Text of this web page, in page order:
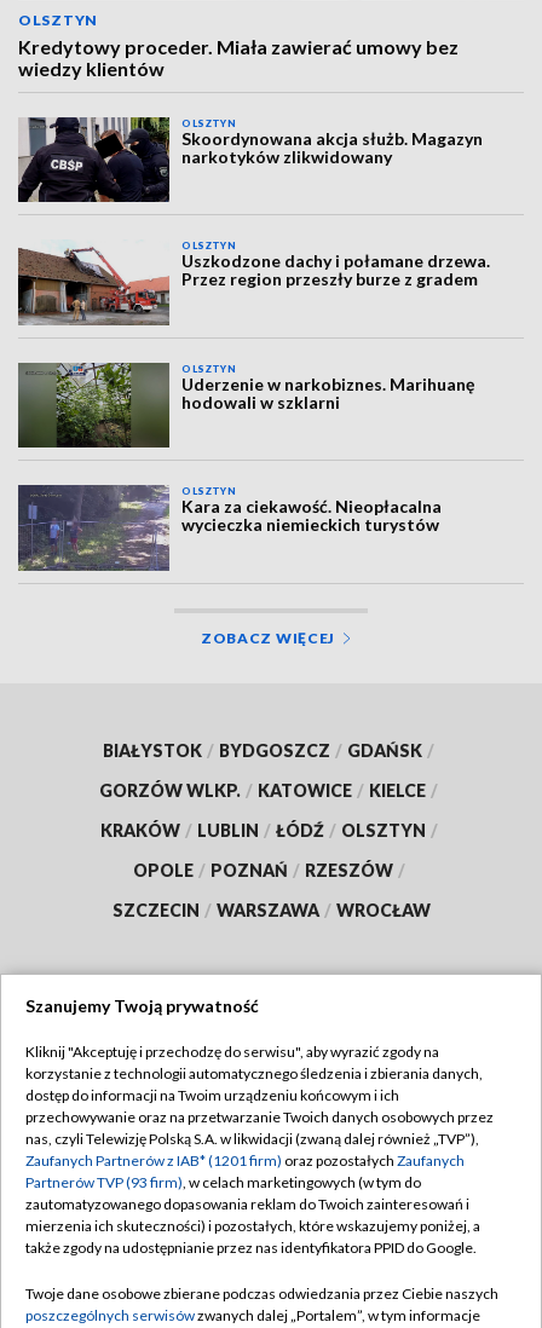
OLSZTYN
Kredytowy proceder. Miała zawierać umowy bez
wiedzy klientów
OLSZTYN
Skoordynowana akcja służb. Magazyn
narkotyków zlikwidowany
OLSZTYN
Uszkodzone dachy i połamane drzewa.
Przez region przeszły burze z gradem
OLSZTYN
Uderzenie w narkobiznes. Marihuanę
hodowali w szklarni
OLSZTYN
Kara za ciekawość. Nieopłacalna
wycieczka niemieckich turystów
ZOBACZ WIĘCEJ
BIAŁYSTOK / BYDGOSZCZ / GDAŃSK /
GORZÓW WLKP. / KATOWICE / KIELCE /
KRAKÓW / LUBLIN / ŁÓDŹ / OLSZTYN /
OPOLE / POZNAŃ / RZESZÓW /
SZCZECIN / WARSZAWA / WROCŁAW
TVP
Abonament TVP
Emisja w TVP
Centrum informacji TVP
Naziemna Telewizja Cyfrowa
Rada Programowa
Regulamin TVP
Polityka prywatności
Moje zgody
Pomoc
Kontakt
Szanujemy Twoją prywatność
Kliknij "Akceptuję i przechodzę do serwisu", aby wyrazić zgody na
korzystanie z technologii automatycznego śledzenia i zbierania danych,
dostęp do informacji na Twoim urządzeniu końcowym i ich
przechowywanie oraz na przetwarzanie Twoich danych osobowych przez
nas, czyli Telewizję Polską S.A. w likwidacji (zwaną dalej również „TVP”),
Zaufanych Partnerów z IAB* (1201 firm) oraz pozostałych Zaufanych
Partnerów TVP (93 firm), w celach marketingowych (w tym do
zautomatyzowanego dopasowania reklam do Twoich zainteresowań i
mierzenia ich skuteczności) i pozostałych, które wskazujemy poniżej, a
także zgody na udostępnianie przez nas identyfikatora PPID do Google.
Twoje dane osobowe zbierane podczas odwiedzania przez Ciebie naszych
poszczególnych serwisówzwanych dalej „Portalem”, w tym informacje